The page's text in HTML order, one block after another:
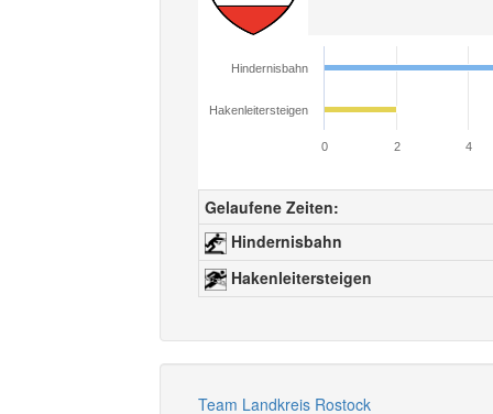
Hindernisbahn
Hakenleitersteigen
0 2 4
Gelaufene Zeiten:
Hindernisbahn
Hakenleitersteigen
Team Landkreis Rostock